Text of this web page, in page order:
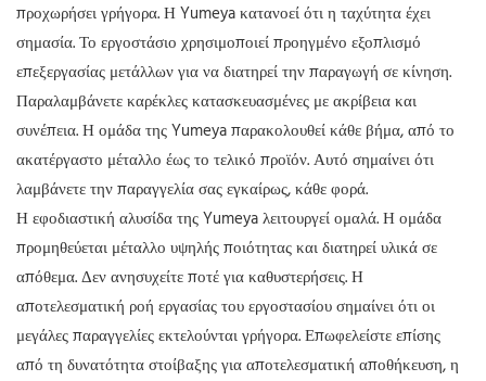
προχωρήσει γρήγορα. Η Yumeya κατανοεί ότι η ταχύτητα έχει
σημασία. Το εργοστάσιο χρησιμοποιεί προηγμένο εξοπλισμό
επεξεργασίας μετάλλων για να διατηρεί την παραγωγή σε κίνηση.
Παραλαμβάνετε καρέκλες κατασκευασμένες με ακρίβεια και
συνέπεια. Η ομάδα της Yumeya παρακολουθεί κάθε βήμα, από το
ακατέργαστο μέταλλο έως το τελικό προϊόν. Αυτό σημαίνει ότι
λαμβάνετε την παραγγελία σας εγκαίρως, κάθε φορά.
Η εφοδιαστική αλυσίδα της Yumeya λειτουργεί ομαλά. Η ομάδα
προμηθεύεται μέταλλο υψηλής ποιότητας και διατηρεί υλικά σε
απόθεμα. Δεν ανησυχείτε ποτέ για καθυστερήσεις. Η
αποτελεσματική ροή εργασίας του εργοστασίου σημαίνει ότι οι
μεγάλες παραγγελίες εκτελούνται γρήγορα. Επωφελείστε επίσης
από τη δυνατότητα στοίβαξης για αποτελεσματική αποθήκευση, η